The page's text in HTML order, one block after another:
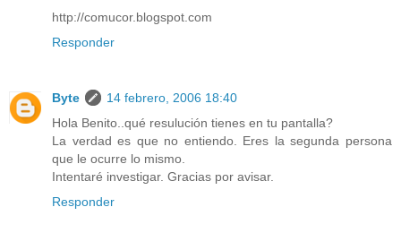
http://comucor.blogspot.com
Responder
Byte
14 febrero, 2006 18:40
Hola Benito..qué resulución tienes en tu pantalla?
La verdad es que no entiendo. Eres la segunda persona
que le ocurre lo mismo.
Intentaré investigar. Gracias por avisar.
Responder